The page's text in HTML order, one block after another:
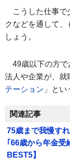
こうした仕事
クなどを通して
しょう。
49歳以下の方
法人や企業が、就
テーション 」とい
関連記事
75歳まで我慢す
｢66歳から年金受
BEST5】